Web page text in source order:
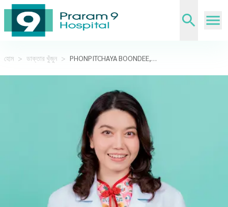
হোম > ডাক্তার খুঁজুন > PHONPITCHAYA BOONDEE,MD.